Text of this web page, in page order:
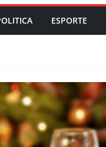
das telonas a municípios
ESPORTE